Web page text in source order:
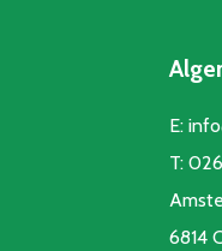
E:
T:
6814